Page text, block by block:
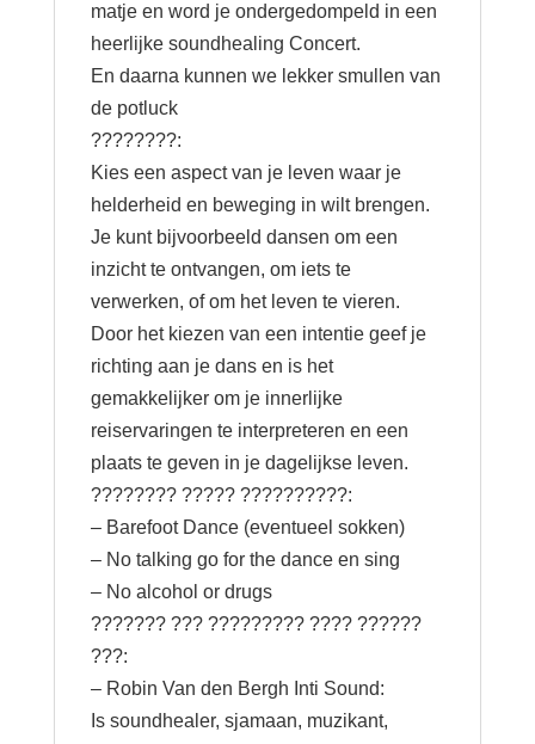
matje en word je ondergedompeld in een
heerlijke soundhealing Concert.
En daarna kunnen we lekker smullen van
de potluck
????????:
Kies een aspect van je leven waar je
helderheid en beweging in wilt brengen.
Je kunt bijvoorbeeld dansen om een
inzicht te ontvangen, om iets te
verwerken, of om het leven te vieren.
Door het kiezen van een intentie geef je
richting aan je dans en is het
gemakkelijker om je innerlijke
reiservaringen te interpreteren en een
plaats te geven in je dagelijkse leven.
???????? ????? ??????????:
– Barefoot Dance (eventueel sokken)
– No talking go for the dance en sing
– No alcohol or drugs
??????? ??? ????????? ???? ??????
???:
– Robin Van den Bergh Inti Sound:
Is soundhealer, sjamaan, muzikant,